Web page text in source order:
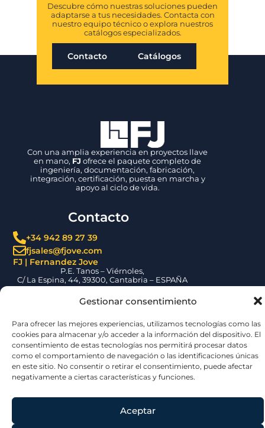
Gestionar consentimiento
Para ofrecer las mejores experiencias, utilizamos tecnologías como las
cookies para almacenar y/o acceder a la información del dispositivo. El
consentimiento de estas tecnologías nos permitirá procesar datos
como el comportamiento de navegación o las identificaciones únicas
en este sitio. No consentir o retirar el consentimiento, puede afectar
negativamente a ciertas características y funciones.
Aceptar
Descubre cómo nuestras soluciones pueden
adaptarse a tus necesidades. Contacta con
nuestro equipo técnico o explora nuestros
catálogos especializados.
Contacto Catálogos
Con una amplia experiencia en proyectos llave
en mano, FJ ofrece el paquete completo de
ingeniería, documentación, fabricación,
integración, certificación, puesta en marcha y
apoyo al ciclo de vida.
Contacto
+34 942 89 27 39
fjsales@fjove.com
FJ | Fernandez Jove
P.E. Tanos – Viérnoles,
C/ La Espina, 44, 39300, Cantabria – ESPAÑA
Certificaciones